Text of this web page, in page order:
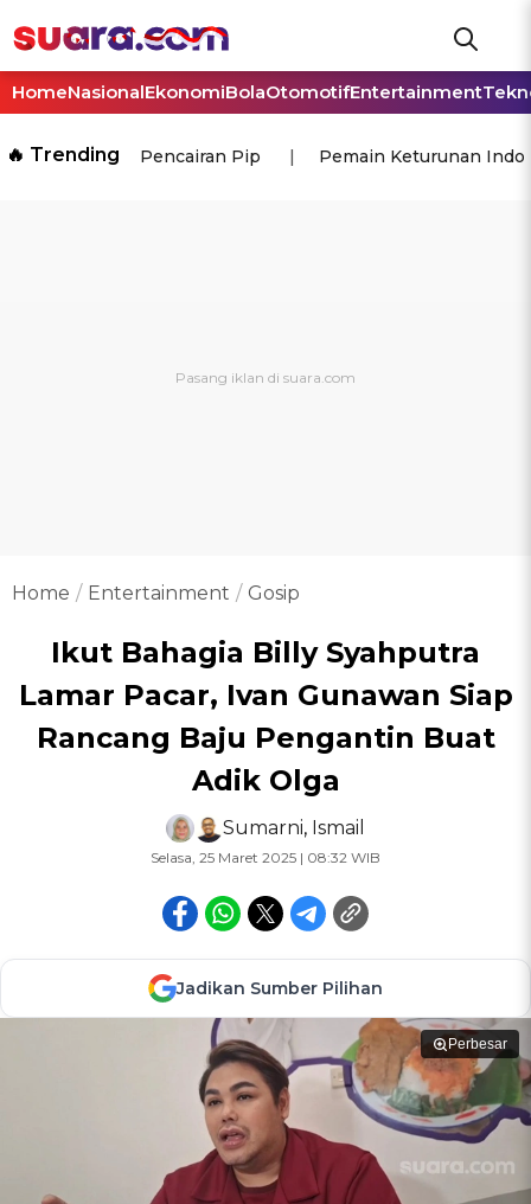
HomeNasionalEkonomiBolaOtomotifEntertainment
🔥 Trending Pencairan Pip Pemain Keturunan
Home Entertainment Gosip
Ikut Bahagia Billy Syahputra
Lamar Pacar, Ivan Gunawan Siap
Rancang Baju Pengantin Buat
Adik Olga
Sumarni, Ismail
Selasa, 25 Maret 2025 | 08:32 WIB
Jadikan Sumber Pilihan
Perbesar